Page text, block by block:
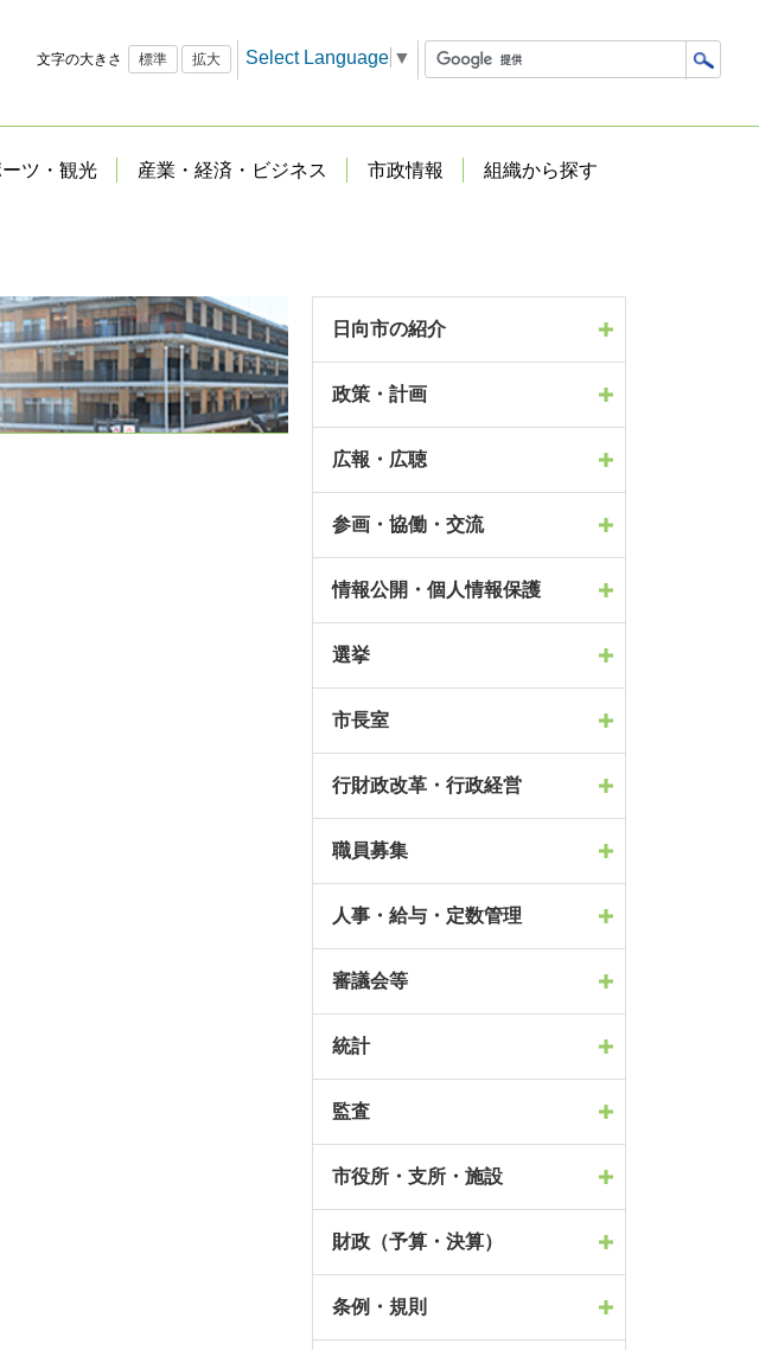
文字の大きさ 標準 拡大 Select Language ▼
ツ・観光 産業・経済・ビジネス 市政情報 組織から探す
日向市の紹介
政策・計画
広報・広聴
参画・協働・交流
情報公開・個人情報保護
選挙
市長室
行財政改革・行政経営
職員募集
人事・給与・定数管理
審議会等
統計
監査
市役所・支所・施設
財政（予算・決算）
条例・規則